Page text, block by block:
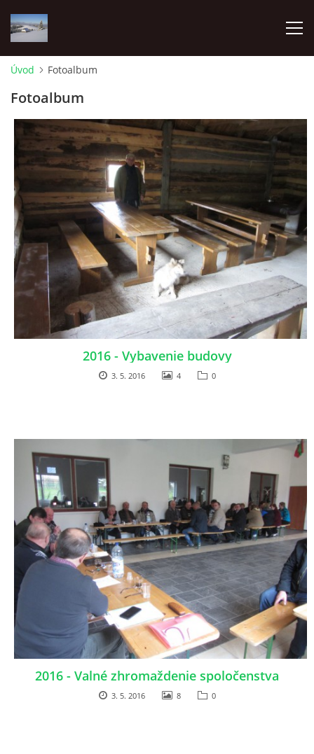
O NÁS
FOTOALBUM
PRE ČLENOV
Pozemkové spoločenstvo Lesnianska hoľa
Pribišská 4
029 57 Oravská Lesná
Úvod Fotoalbum
Fotoalbum
2016 - Vybavenie budovy
3. 5. 2016 4 0
2016 - Valné zhromaždenie spoločenstva
3. 5. 2016 8 0